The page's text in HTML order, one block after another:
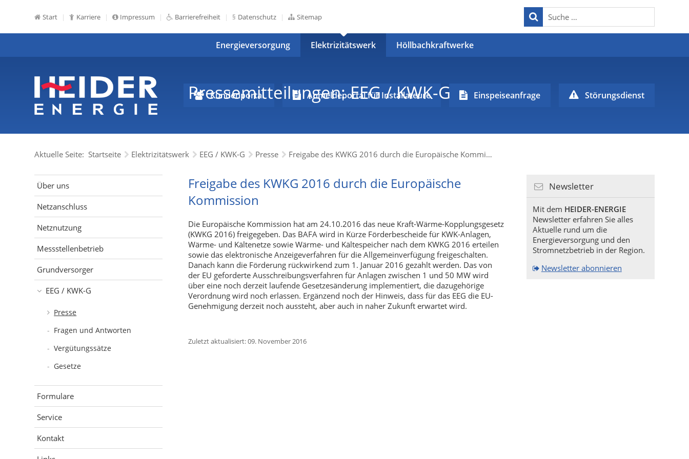
Start Karriere Impressum Barrierefreiheit Datenschutz Sitemap
Energieversorgung Elektrizitätswerk Höllbachkraftwerke
Kundenportal Anmeldeportal für Installateure Einspeiseanfrage Störungsdienst
Aktuelle Seite: Startseite Elektrizitätswerk EEG / KWK-G Presse Freigabe des KWKG 2016 durch die Europäische Kommission
Über uns
Netzanschluss
Netznutzung
Messstellenbetrieb
Grundversorger
EEG / KWK-G
Presse
Fragen und Antworten
Vergütungssätze
Gesetze
Formulare
Service
Kontakt
Pressemitteilungen: EEG / KWK-G
Freigabe des KWKG 2016 durch die Europäische
Kommission
Die Europäische Kommission hat am 24.10.2016 das neue Kraft-Wärme-Kopplungsgesetz
(KWKG 2016) freigegeben. Das BAFA wird in Kürze Förderbescheide für KWK-Anlagen,
Wärme- und Kältenetze sowie Wärme- und Kältespeicher nach dem KWKG 2016 erteilen
sowie das elektronische Anzeigeverfahren für die Allgemeinverfügung freigeschalten.
Danach kann die Förderung rückwirkend zum 1. Januar 2016 gezahlt werden. Das von
der EU geforderte Ausschreibungsverfahren für Anlagen zwischen 1 und 50 MW wird
über eine noch derzeit laufende Gesetzesänderung implementiert, die dazugehörige
Verordnung wird noch erlassen. Ergänzend noch der Hinweis, dass für das EEG die EU-
Genehmigung derzeit noch aussteht, aber auch in naher Zukunft erwartet wird.
Zuletzt aktualisiert: 09. November 2016
Newsletter
Mit dem HEIDER-ENERGIE
Newsletter erfahren Sie alles
Aktuelle rund um die
Energieversorgung und den
Stromnetzbetrieb in der Region.
Newsletter abonnieren